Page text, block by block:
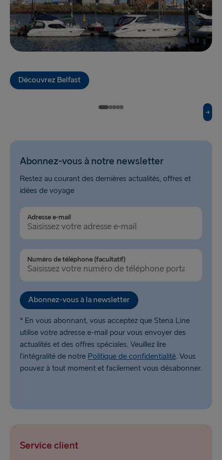
TO SWEDEN
Kiel → Göteborg
Frederikshavn → Göteborg
Trelleborg → Rostock
Göteborg → Frederikshavn
Karlskrona → Gdynia
VERS LA BALTIQUE
Travemünde → Liepāja
Ventspils → Nynäshamn
Liepāja → Travemünde
Nynäshamn → Ventspils
Découvrez Belfast
Abonnez-vous à notre newsletter
Restez au courant des dernières actualités, offres et
idées de voyage
Adresse e-mail
Numéro de téléphone (facultatif)
Abonnez-vous à la newsletter
* En vous abonnant, vous acceptez que Stena Line
utilise votre adresse e-mail pour vous envoyer des
actualités et des offres spéciales. Veuillez lire
l’intégralité de notre Politique de confidentialité. Vous
pouvez à tout moment et facilement vous désabonner.
Service client